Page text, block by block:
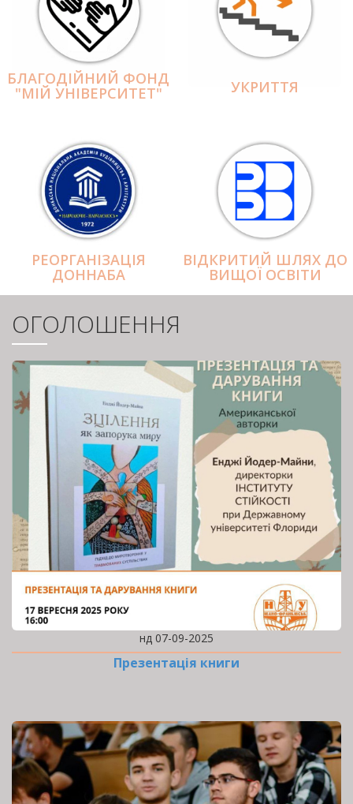
БЛАГОДІЙНИЙ ФОНД
"МІЙ УНІВЕРСИТЕТ" УКРИТТЯ
РЕОРГАНІЗАЦІЯ
ДОННАБА
ВІДКРИТИЙ ШЛЯХ ДО
ВИЩОЇ ОСВІТИ
ОГОЛОШЕННЯ
нд 07-09-2025
Презентація книги